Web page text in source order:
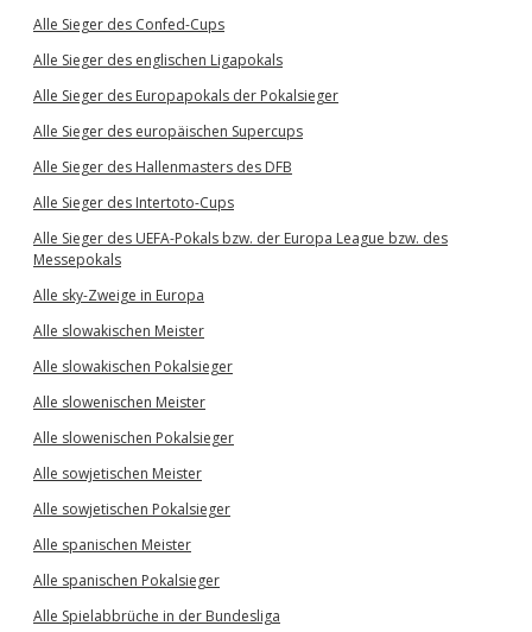
Alle Sieger des Confed-Cups
Alle Sieger des englischen Ligapokals
Alle Sieger des Europapokals der Pokalsieger
Alle Sieger des europäischen Supercups
Alle Sieger des Hallenmasters des DFB
Alle Sieger des Intertoto-Cups
Alle Sieger des UEFA-Pokals bzw. der Europa League bzw. des
Messepokals
Alle sky-Zweige in Europa
Alle slowakischen Meister
Alle slowakischen Pokalsieger
Alle slowenischen Meister
Alle slowenischen Pokalsieger
Alle sowjetischen Meister
Alle sowjetischen Pokalsieger
Alle spanischen Meister
Alle spanischen Pokalsieger
Alle Spielabbrüche in der Bundesliga